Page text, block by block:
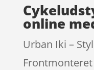
online
Urban Iki –